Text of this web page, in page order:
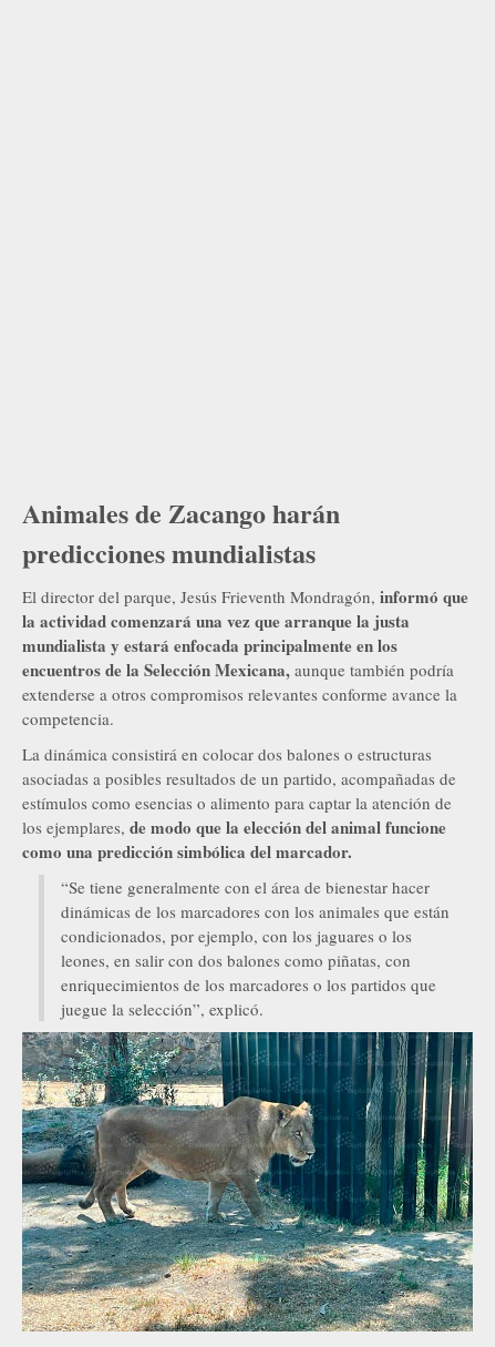
Animales de Zacango harán
predicciones mundialistas
El director del parque, Jesús Frieventh Mondragón, informó que
la actividad comenzará una vez que arranque la justa
mundialista y estará enfocada principalmente en los
encuentros de la Selección Mexicana, aunque también podría
extenderse a otros compromisos relevantes conforme avance la
competencia.
La dinámica consistirá en colocar dos balones o estructuras
asociadas a posibles resultados de un partido, acompañadas de
estímulos como esencias o alimento para captar la atención de
los ejemplares, de modo que la elección del animal funcione
como una predicción simbólica del marcador.
“Se tiene generalmente con el área de bienestar hacer
dinámicas de los marcadores con los animales que están
condicionados, por ejemplo, con los jaguares o los
leones, en salir con dos balones como piñatas, con
enriquecimientos de los marcadores o los partidos que
juegue la selección”, explicó.